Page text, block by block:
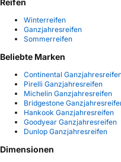
Reifen
Winterreifen
Ganzjahresreifen
Sommerreifen
Beliebte Marken
Continental
Pirelli Ganzjahresreifen
Michelin Ganzjahresreifen
Bridgestone
Hankook Ganzjahresreifen
Goodyear Ganzjahresreifen
Dunlop Ganzjahresreifen
Dimensionen